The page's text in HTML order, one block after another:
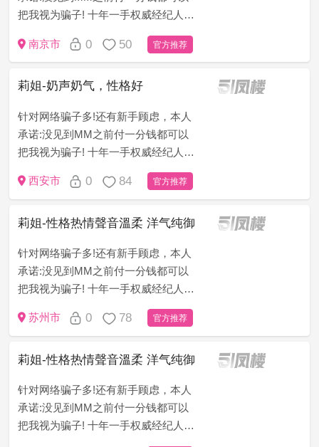
把我视为骗子! 十年一手权威经纪人
（老司机秒懂）为了打消客户顾虑，
只做无套路，无定金，无押金，无办
南京市 0 50 官方推荐
莉姐-奶声奶气，性格好
针对网络骗子多!还有新手顾虑，本人
承诺:没见到MM之前付一分钱都可以
把我视为骗子! 十年一手权威经纪人
（老司机秒懂）为了打消客户顾虑，
只做无套路，无定金，无押金，无办
西安市 0 84 官方推荐
莉姐-性格热情聲音溫柔 洋气纯御
针对网络骗子多!还有新手顾虑，本人
承诺:没见到MM之前付一分钱都可以
把我视为骗子! 十年一手权威经纪人
（老司机秒懂）为了打消客户顾虑，
只做无套路，无定金，无押金，无办
苏州市 0 78 官方推荐
莉姐-性格热情聲音溫柔 洋气纯御
针对网络骗子多!还有新手顾虑，本人
承诺:没见到MM之前付一分钱都可以
把我视为骗子! 十年一手权威经纪人
（老司机秒懂）为了打消客户顾虑，